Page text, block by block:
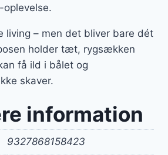
living – men det bliver bare dét
holder tæt, rygsækken
få ild i bålet og
skaver.
information
9327868158423